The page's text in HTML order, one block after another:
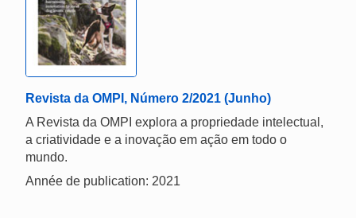
Revista da OMPI, Número 2/2021 (Junho)
A Revista da OMPI explora a propriedade intelectual,
a criatividade e a inovação em ação em todo o
mundo.
Année de publication: 2021